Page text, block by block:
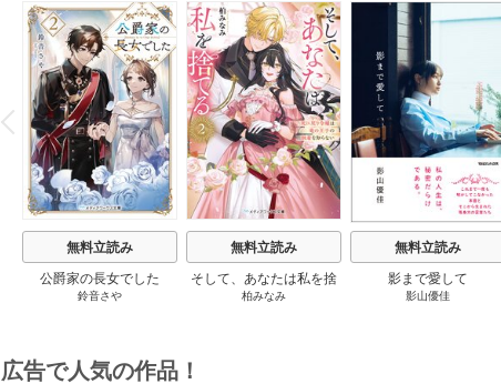
P
r
e
v
i
o
u
s
無料立読み
公爵家の長女でした
鈴音さや
無料立読み
そして、あなたは私を捨
てる
柏みなみ
無料立読み
影まで愛して
影山優佳
広告で人気の作品！